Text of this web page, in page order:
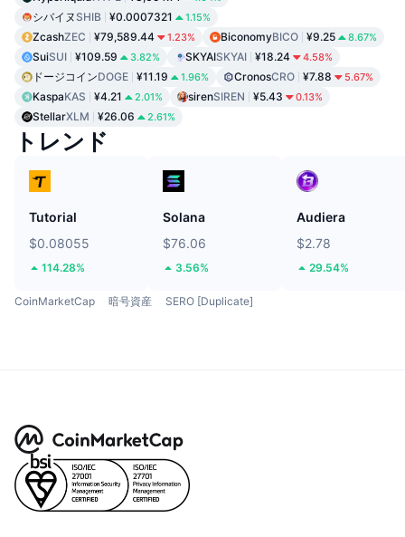
シバイヌ SHIB ¥0.0007321 1.15%
ZcashZEC ¥79,589.44 1.23% BiconomyBICO ¥9.25 8.67%
SuiSUI ¥109.59 3.82% SKYAISKYAI ¥18.24 4.58%
ドージコインDOGE ¥11.19 1.96% CronosCRO ¥7.88 5.67%
KaspaKAS ¥4.21 2.01% sirenSIREN ¥5.43 0.13%
StellarXLM ¥26.06 2.61%
トレンド
Tutorial
$0.08055
114.28%
Solana
$76.06
3.56%
Audiera
$2.78
29.54%
CoinMarketCap 暗号資産 SERO [Duplicate]